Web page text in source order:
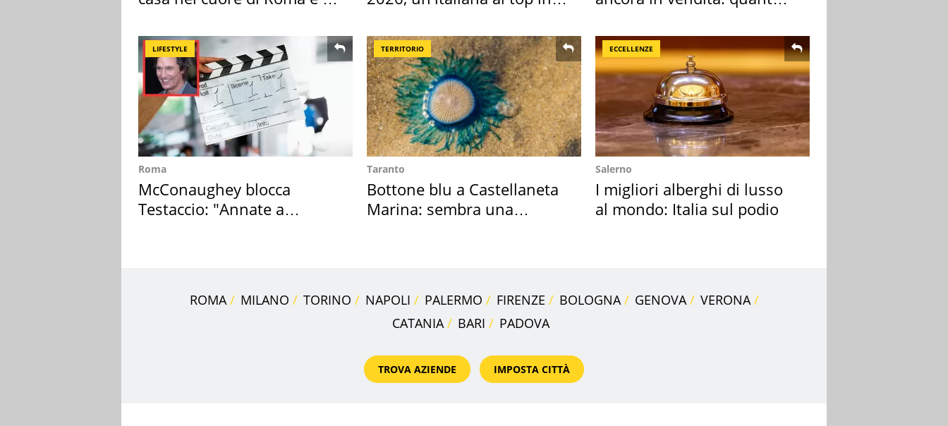
LIFESTYLE
Roma
McConaughey blocca
Testaccio: "Annate a
TERRITORIO
Taranto
Bottone blu a Castellaneta
Marina: sembra una
ECCELLENZE
Salerno
I migliori alberghi di lusso
al mondo: Italia sul podio
ROMA MILANO TORINO NAPOLI PALERMO FIRENZE BOLOGNA GENOVA
VERONA
CATANIA
BARI PADOVA
TROVA AZIENDE IMPOSTA CITTÀ